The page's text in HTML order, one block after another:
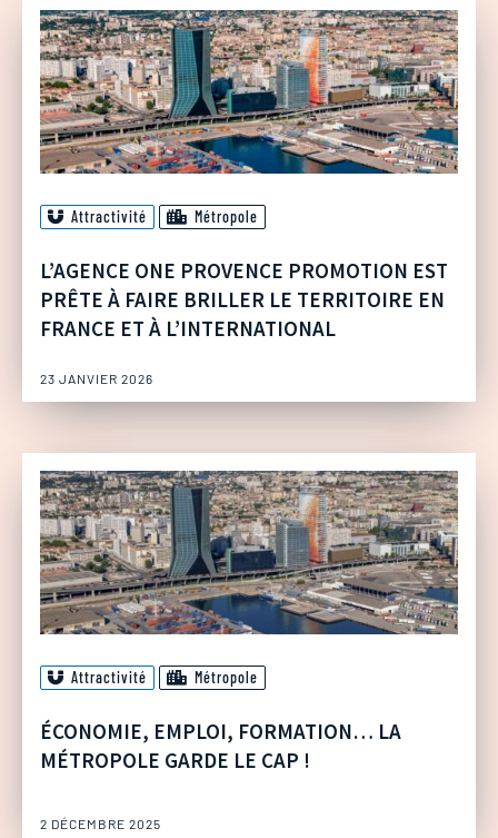
Attractivité Métropole
L’AGENCE ONE PROVENCE PROMOTION EST
PRÊTE À FAIRE BRILLER LE TERRITOIRE EN
FRANCE ET À L’INTERNATIONAL
23 JANVIER 2026
Attractivité Métropole
ÉCONOMIE, EMPLOI, FORMATION… LA
MÉTROPOLE GARDE LE CAP !
2 DÉCEMBRE 2025